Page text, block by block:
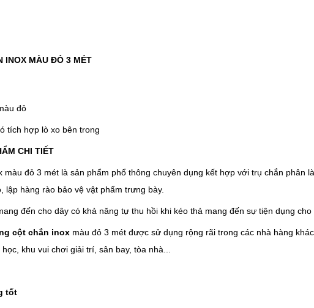
INOX MÀU ĐỎ 3 MÉT
đỏ
tích hợp lò xo bên trong
CHI TIẾT
màu đỏ 3 mét là sản phẩm phổ thông chuyên dụng kết hợp với trụ chắn phân
lập hàng rào bảo vệ vật phẩm trưng bày.
đến cho dây có khả năng tự thu hồi khi kéo thả mang đến sự tiện dụng cho
cột chắn inox màu đỏ 3 mét được sử dụng rộng rãi trong các nhà hàng
khu vui chơi giải trí, sân bay, tòa nhà...
tốt